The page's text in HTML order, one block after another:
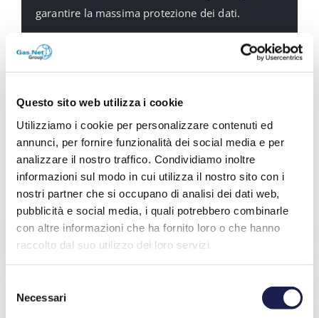
Questo sito web utilizza i cookie
Utilizziamo i cookie per personalizzare contenuti ed
annunci, per fornire funzionalità dei social media e per
analizzare il nostro traffico. Condividiamo inoltre
informazioni sul modo in cui utilizza il nostro sito con i
nostri partner che si occupano di analisi dei dati web,
pubblicità e social media, i quali potrebbero combinarle
con altre informazioni che ha fornito loro o che hanno
raccolto dal suo utilizzo dei loro servizi.
delNecessari
garantire la massima protezione dei dati.